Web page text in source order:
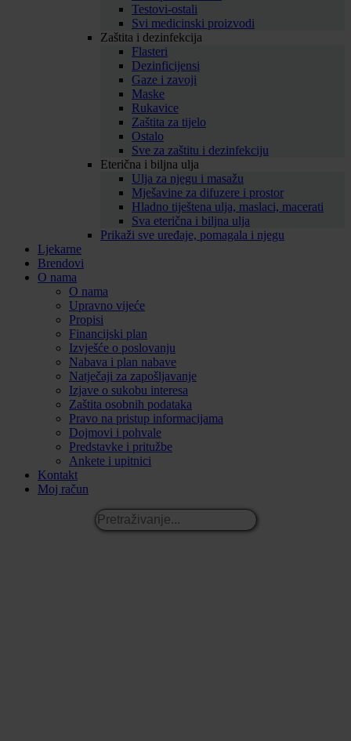
Testovi-ostali
Svi medicinski proizvodi
Zaštita i dezinfekcija
Flasteri
Dezinficijensi
Gaze i zavoji
Maske
Rukavice
Zaštita za tijelo
Ostalo
Sve za zaštitu i dezinfekciju
Eterična i biljna ulja
Ulja za njegu i masažu
Mješavine za difuzere i prostor
Hladno tiještena ulja, maslaci, macerati
Sva eterična i biljna ulja
Prikaži sve uređaje, pomagala i njegu
Ljekarne
Brendovi
O nama
O nama
Upravno vijeće
Propisi
Financijski plan
Izvješće o poslovanju
Nabava i plan nabave
Natječaji za zapošljavanje
Izjave o sukobu interesa
Zaštita osobnih podataka
Pravo na pristup informacijama
Dojmovi i pohvale
Predstavke i pritužbe
Ankete i upitnici
Kontakt
Moj račun
Pretraživanje...